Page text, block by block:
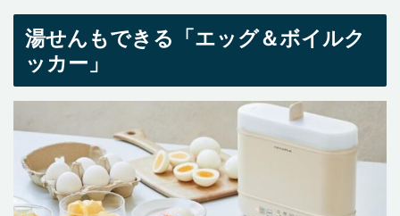
湯せんもできる「エッグ＆ボイルク
ッカー」